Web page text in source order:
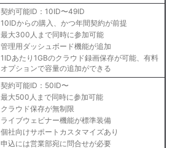
契約可能ID：10ID〜49ID
10IDからの購入、かつ年間契約が前提
最大300人まで同時に参加可能
管理用ダッシュボード機能が追加
1IDあたり1GBのクラウド録画保存が可能、有料
オプションで容量の追加ができる
契約可能ID：50ID〜
最大500人まで同時に参加可能
クラウド保存が無制限
ライブウェビナー機能が標準装備
個社向けサポートカスタマイズあり
申込には営業部宛に問合せが必要